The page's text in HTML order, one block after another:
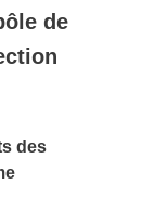
de
des